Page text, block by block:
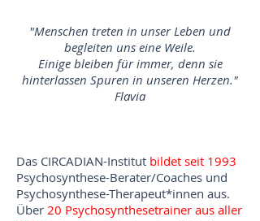
"Menschen treten in unser Leben und
begleiten uns eine Weile.
Einige bleiben für immer, denn sie
hinterlassen Spuren in unseren Herzen."
Flavia
Das CIRCADIAN-Institut bildet seit 1993
Psychosynthese-Berater/Coaches und
Psychosynthese-Therapeut*innen aus.
Über 20 Psychosynthesetrainer aus aller